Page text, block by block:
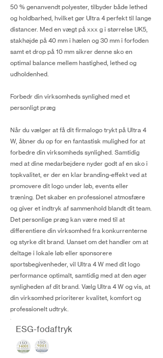
50 % genanvendt polyester, tilbyder både lethed
og holdbarhed, hvilket gør Ultra 4 perfekt til lange
distancer. Med en vægt på xxx g i størrelse UK5,
stakhøjde på 40 mm i hælen og 30 mm i forfoden
samt et drop på 10 mm sikrer denne sko en
optimal balance mellem hastighed, lethed og
udholdenhed.
Forbedr din virksomheds synlighed med et
personligt præg
Når du vælger at få dit firmalogo trykt på Ultra 4
W, åbner du op for en fantastisk mulighed for at
forbedre din virksomheds synlighed. Samtidig
med at dine medarbejdere nyder godt af en sko i
topkvalitet, er der en klar branding-effekt ved at
promovere dit logo under løb, events eller
træning. Det skaber en professionel atmosfære
og giver et indtryk af sammenhold blandt dit team.
Det personlige præg kan være med til at
differentiere din virksomhed fra konkurrenterne
og styrke dit brand. Uanset om det handler om at
deltage i lokale løb eller sponsorere
sportsbegivenheder, vil Ultra 4 W med dit logo
performance optimalt, samtidig med at den øger
synligheden af dit brand. Vælg Ultra 4 W og vis, at
din virksomhed prioriterer kvalitet, komfort og
professionelt udtryk.
ESG-fodaftryk